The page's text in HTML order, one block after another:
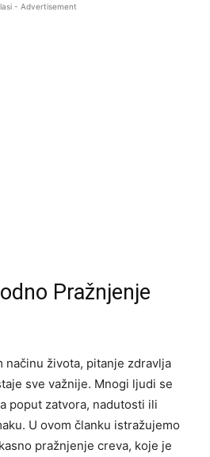
- Advertisement
Pražnjenje
načinu života, pitanje zdravlja
sve važnije. Mnogi ljudi se
poput zatvora, nadutosti ili
U ovom članku istražujemo
pražnjenje creva, koje je